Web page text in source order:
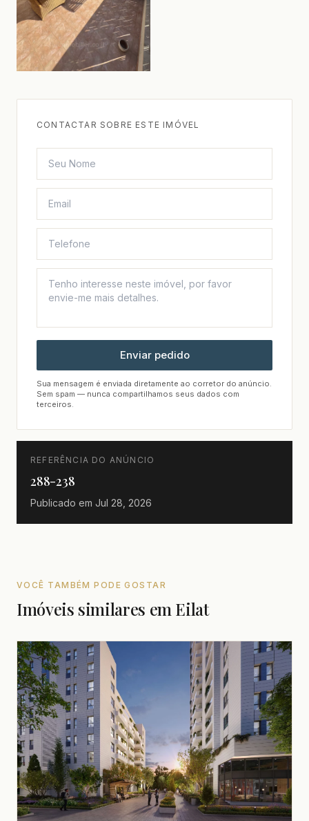
CONTACTAR SOBRE ESTE IMÓVEL
Enviar pedido
Sua mensagem é enviada diretamente ao corretor do anúncio.
Sem spam — nunca compartilhamos seus dados com
terceiros.
REFERÊNCIA DO ANÚNCIO
288-238
Publicado em Jul 28, 2026
VOCÊ TAMBÉM PODE GOSTAR
Imóveis similares em Eilat